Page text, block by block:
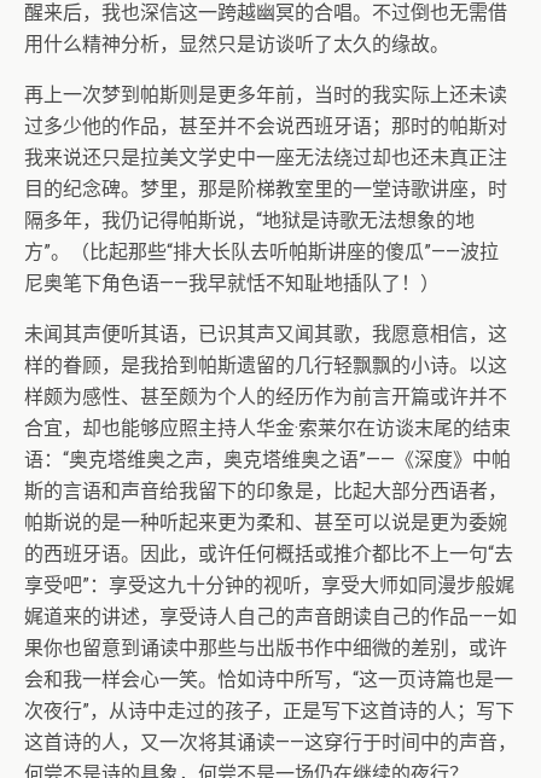
醒来后，我也深信这一跨越幽冥的合唱。不过倒也无需借
用什么精神分析，显然只是访谈听了太久的缘故。
再上一次梦到帕斯则是更多年前，当时的我实际上还未读
过多少他的作品，甚至并不会说西班牙语；那时的帕斯对
我来说还只是拉美文学史中一座无法绕过却也还未真正注
目的纪念碑。梦里，那是阶梯教室里的一堂诗歌讲座，时
隔多年，我仍记得帕斯说，“地狱是诗歌无法想象的地
方”。（比起那些“排大长队去听帕斯讲座的傻瓜”——波拉
尼奥笔下角色语——我早就恬不知耻地插队了！）
未闻其声便听其语，已识其声又闻其歌，我愿意相信，这
样的眷顾，是我拾到帕斯遗留的几行轻飘飘的小诗。以这
样颇为感性、甚至颇为个人的经历作为前言开篇或许并不
合宜，却也能够应照主持人华金·索莱尔在访谈末尾的结束
语：“奥克塔维奥之声，奥克塔维奥之语”——《深度》中帕
斯的言语和声音给我留下的印象是，比起大部分西语者，
帕斯说的是一种听起来更为柔和、甚至可以说是更为委婉
的西班牙语。因此，或许任何概括或推介都比不上一句“去
享受吧”：享受这九十分钟的视听，享受大师如同漫步般娓
娓道来的讲述，享受诗人自己的声音朗读自己的作品——如
果你也留意到诵读中那些与出版书作中细微的差别，或许
会和我一样会心一笑。恰如诗中所写，“这一页诗篇也是一
次夜行”，从诗中走过的孩子，正是写下这首诗的人；写下
这首诗的人，又一次将其诵读——这穿行于时间中的声音，